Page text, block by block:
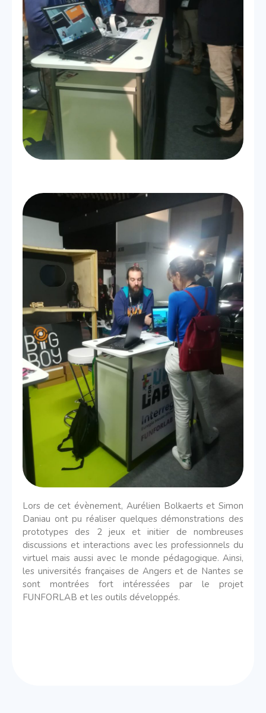
Lors de cet évènement, Aurélien Bolkaerts et Simon
Daniau ont pu réaliser quelques démonstrations des
prototypes des 2 jeux et initier de nombreuses
discussions et interactions avec les professionnels du
virtuel mais aussi avec le monde pédagogique. Ainsi,
les universités françaises de Angers et de Nantes se
sont montrées fort intéressées par le projet
FUNFORLAB et les outils développés.